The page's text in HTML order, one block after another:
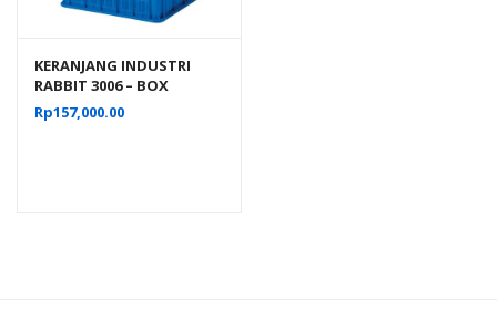
KERANJANG INDUSTRI
RABBIT 3006 – BOX
PLASTIK CONTAINER
INDUSTRIAL
Rp157,000.00